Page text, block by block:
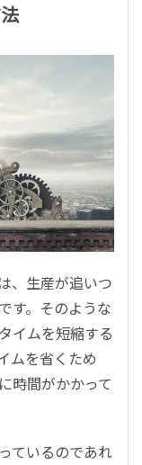
、生産が追いつ
す。そのような
イムを短縮する
ムを省くため
時間がかかって
ているのであれ